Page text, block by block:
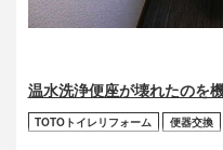
温水洗浄便座が壊れたのを
TOTOトイレリフォーム 便器交換